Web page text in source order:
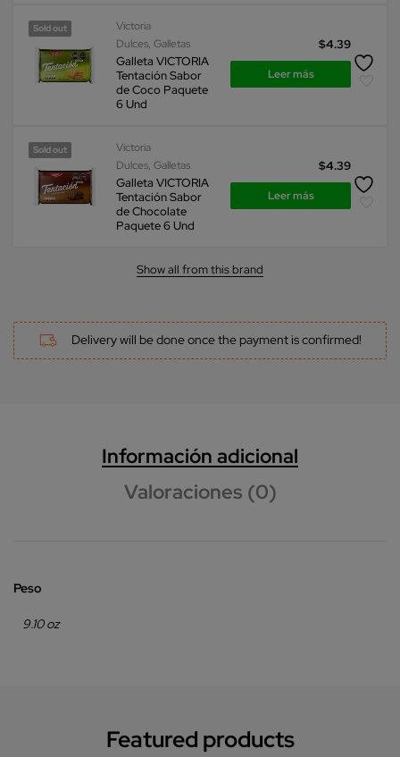
Sold out
Victoria
Dulces,Galletas
Galleta VICTORIA
Tentación Sabor
de Coco Paquete
6 Und
$4.39
Leer más
Sold out
Victoria
Dulces,Galletas
Galleta VICTORIA
Tentación Sabor
de Chocolate
Paquete 6 Und
$4.39
Leer más
Show all from this brand
Delivery will be done once the payment is confirmed!
Información adicional
Valoraciones (0)
Peso
9.10 oz
Featured products